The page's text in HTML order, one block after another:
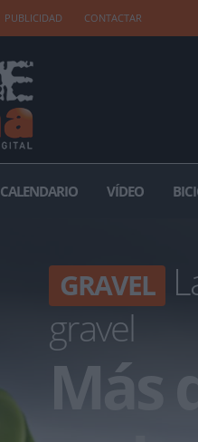
PUBLICIDAD CONTACTAR
CALENDARIO VÍDEO
GRAVEL
gravel
Más